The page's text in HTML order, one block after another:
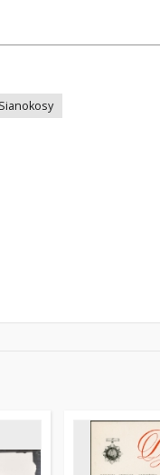
Sianokosy